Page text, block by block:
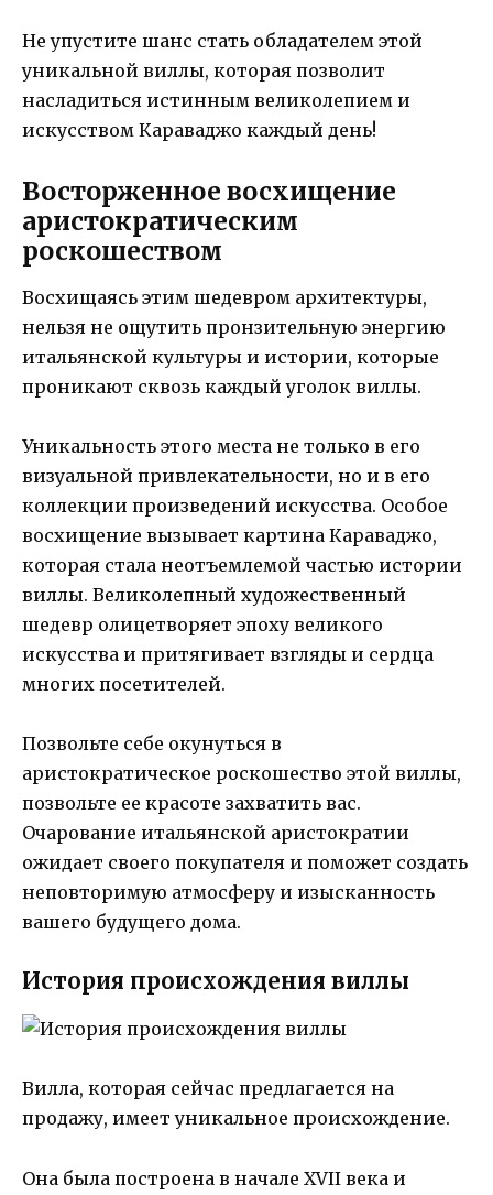
Не упустите шанс стать обладателем этой
уникальной виллы, которая позволит
насладиться истинным великолепием и
искусством Караваджо каждый день!
Восторженное восхищение
аристократическим
роскошеством
Восхищаясь этим шедевром архитектуры,
нельзя не ощутить пронзительную энергию
итальянской культуры и истории, которые
проникают сквозь каждый уголок виллы.
Уникальность этого места не только в его
визуальной привлекательности, но и в его
коллекции произведений искусства. Особое
восхищение вызывает картина Караваджо,
которая стала неотъемлемой частью истории
виллы. Великолепный художественный
шедевр олицетворяет эпоху великого
искусства и притягивает взгляды и сердца
многих посетителей.
Позвольте себе окунуться в
аристократическое роскошество этой виллы,
позвольте ее красоте захватить вас.
Очарование итальянской аристократии
ожидает своего покупателя и поможет создать
неповторимую атмосферу и изысканность
вашего будущего дома.
История происхождения виллы
Вилла, которая сейчас предлагается на
продажу, имеет уникальное происхождение.
Она была построена в начале XVII века и